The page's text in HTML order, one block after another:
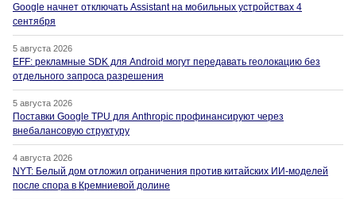
Google начнет отключать Assistant на мобильных устройствах 4
сентября
5 августа 2026
EFF: рекламные SDK для Android могут передавать геолокацию без
отдельного запроса разрешения
5 августа 2026
Поставки Google TPU для Anthropic профинансируют через
внебалансовую структуру
4 августа 2026
NYT: Белый дом отложил ограничения против китайских ИИ-моделей
после спора в Кремниевой долине